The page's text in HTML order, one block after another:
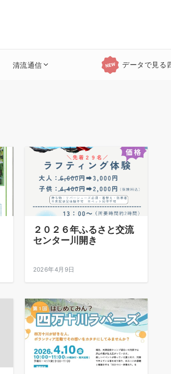
清流通信 データで見る
２０２６年ふるさと交流
センター川開き
2026年4月9日